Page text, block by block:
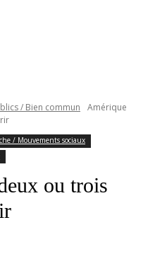
/ Bien commun
Amérique
/ Mouvements sociaux
ou trois